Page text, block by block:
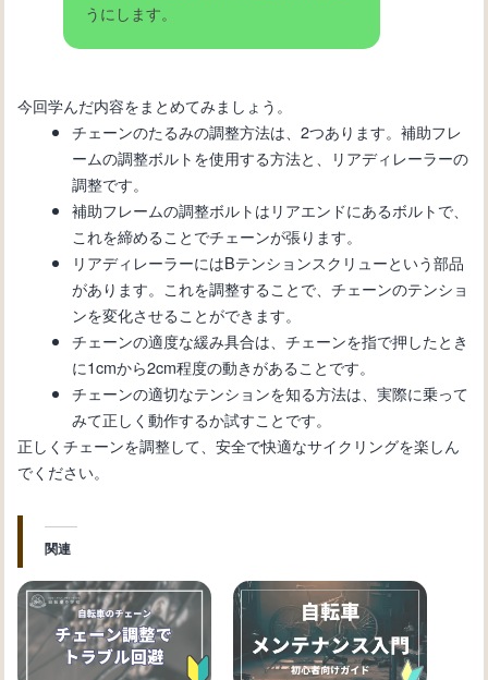
うにします。
今回学んだ内容をまとめてみましょう。
チェーンのたるみの調整方法は、2つあります。補助フレ
ームの調整ボルトを使用する方法と、リアディレーラーの
調整です。
補助フレームの調整ボルトはリアエンドにあるボルトで、
これを締めることでチェーンが張ります。
リアディレーラーにはBテンションスクリューという部品
があります。これを調整することで、チェーンのテンショ
ンを変化させることができます。
チェーンの適度な緩み具合は、チェーンを指で押したとき
に1cmから2cm程度の動きがあることです。
チェーンの適切なテンションを知る方法は、実際に乗って
みて正しく動作するか試すことです。
正しくチェーンを調整して、安全で快適なサイクリングを楽しん
でください。
関連